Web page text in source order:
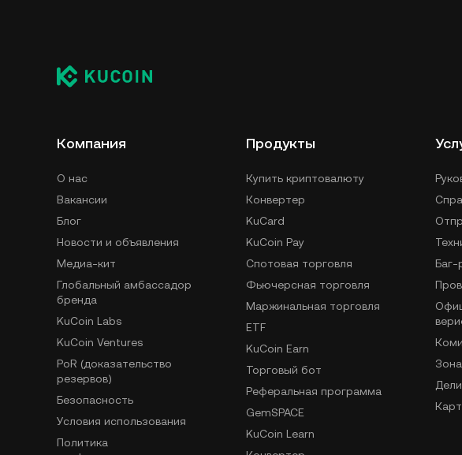
Компания
О нас
Вакансии
Блог
Новости и объявления
Медиа-кит
Глобальный амбассадор
бренда
KuCoin Labs
KuCoin Ventures
PoR (доказательство
резервов)
Безопасность
Условия использования
Политика
Продукты
Купить криптовалюту
Конвертер
KuCard
KuCoin Pay
Спотовая торговля
Фьючерсная торговля
Маржинальная торговля
ETF
KuCoin Earn
Торговый бот
Реферальная программа
GemSPACE
KuCoin Learn
Баг-